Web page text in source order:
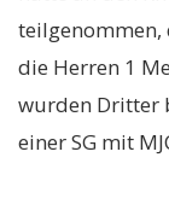
teilgenommen,
die Herren 1
wurden Dritter
einer SG mit